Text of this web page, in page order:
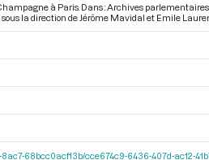
à Paris. Dans : Archives
, sous la direction de Jérôme Mavidal et Emile
8ac7-68bcc0acf13b/cce674c9-6436-407d-ac12-